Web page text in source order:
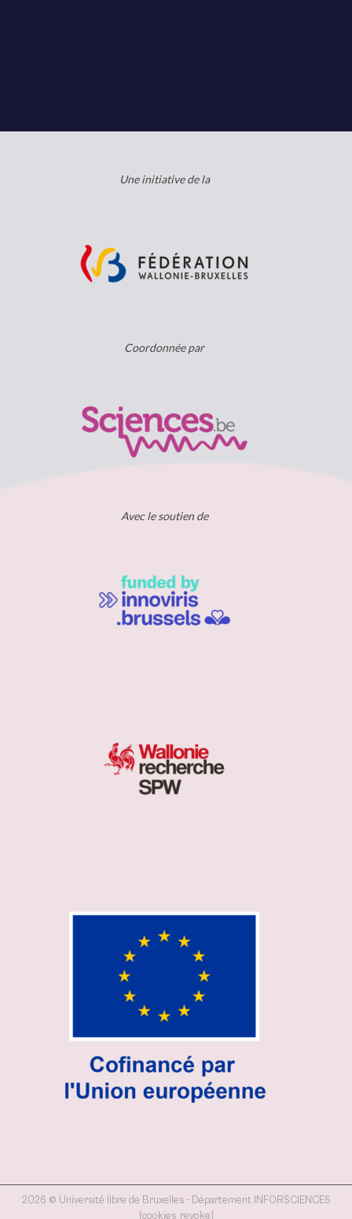
Une initiative de la
Coordonnée par
Avec le soutien de
2026 © Université libre de Bruxelles - Département INFORSCIENCES
[cookies_revoke]